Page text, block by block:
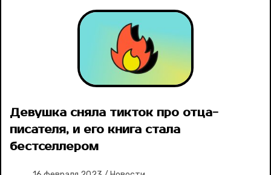
Девушка сняла тикток про отца-
писателя, и его книга стала
бестселлером